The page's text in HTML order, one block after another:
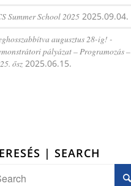
Summer School 2025 2025.09.04.
augusztus 28-ig! -
pályázat – Programozás –
ősz 2025.06.15.
| SEARCH